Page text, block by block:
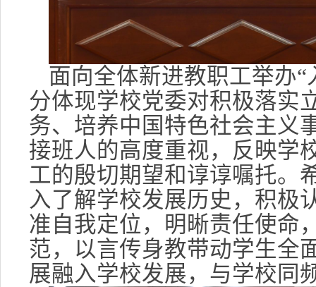
面向全体新进教职工举办“
分体现学校党委对积极落实
务、培养中国特色社会主义
接班人的高度重视，反映学
工的殷切期望和谆谆嘱托。
入了解学校发展历史，积极
准自我定位，明晰责任使命
范，以言传身教带动学生全
展融入学校发展，与学校同